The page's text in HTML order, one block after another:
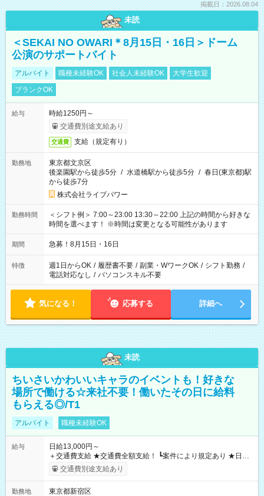
掲載日：2026.08.04
未読
＜SEKAI NO OWARI＊8月15日・16日＞ドーム
公演のサポートバイト
アルバイト 職種未経験OK 社会人未経験OK
大学生歓迎
ブランクOK
給与
時給1250円～
交通費別途支給あり
交通費 支給（規定有り）
勤務地
東京都文京区
後楽園駅から徒歩5分 / 水道橋駅から徒歩5分 / 春日(東京都)駅
から徒歩7分
株式会社ライブパワー
勤務時間
＜シフト例＞ 7:00～23:00 13:30～22:00 上記の時間から好きな
時間を選べます！ ※時間は変更となる可能性があります
期間 急募！8月15日・16日
特徴 週1日からOK / 履歴書不要 / 副業・WワークOK / シフト勤務 /
電話対応なし / パソコンスキル不要
気になる！ 応募する 詳細へ
未読
ちいさいかわいいキャラのイベントも！好きな
場所で働ける☆来社不要！働いたその日に給料
もらえる◎/T1
アルバイト 職種未経験OK
給与
日給13,000円～
＋交通費支給 ★交通費全額支給！ ┗案件により規定あり ★日払
いOK！（規定あり） ┗働いたその日に現金GET♪ お仕事後はコ
ンビニATMから 日払い分を引き落とせます！ 【試用期間】試
交通費別途支給あり
勤務地
東京都新宿区